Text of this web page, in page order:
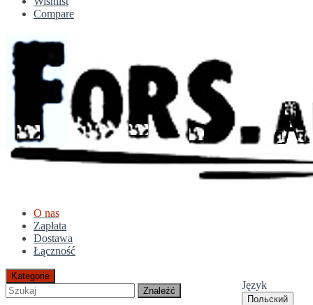
Compare
O nas
Zapłata
Dostawa
Łączność
Język
Польский
Kategorie
Znaleźć